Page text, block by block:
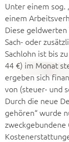
Unter einem sog.
einem
Diese
Sach- oder
Sachlohn ist bis
44 €) im Monat
ergeben sich
von (steuer- und
Durch die neue
gehören“ wurde